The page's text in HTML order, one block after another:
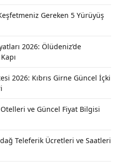
Gereken 5 Yürüyüş
2026: Ölüdeniz’de
2026: Kıbrıs Girne Güncel İçki
ve Güncel Fiyat Bilgisi
Teleferik Ücretleri ve Saatleri